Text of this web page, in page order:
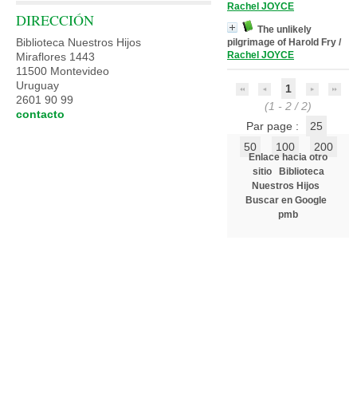
Rachel JOYCE
The unlikely
pilgrimage of Harold Fry /
Rachel JOYCE
1
(1 - 2 / 2)
Par page :
25
50
100 200
Enlace hacia otro
sitio
Biblioteca
Nuestros Hijos
Buscar en Google
pmb
DIRECCIÓN
Biblioteca Nuestros Hijos
Miraflores 1443
11500 Montevideo
Uruguay
2601 90 99
contacto